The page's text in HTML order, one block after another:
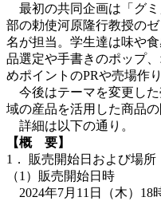
最初の共同企画は「グ
部の勅使河原隆行教授の
名が担当。学生達は味や
品選定や手書きのポップ
めポイントのPRや売場作
今後はテーマを変更し
域の産品を活用した商品
詳細は以下の通り。
【概 要】
1． 販売開始日および場所
（1）販売開始日時
2024年7月11日（木）18